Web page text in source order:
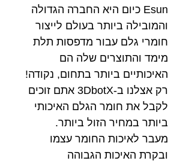
Esun כיום היא החברה הגדולה
והמובילה ביותר בעולם לייצור
חומרי גלם עבור מדפסות תלת
מימד והתוצרים שלה הם
האיכותיים ביותר בתחום, נקודה!
רק אצלנו ב-3DbotX אתם זוכים
לקבל את חומר הגלם האיכותי
ביותר במחיר הזול ביותר.
מעבר לאיכות החומר עצמו
ובקרת האיכות הגבוהה